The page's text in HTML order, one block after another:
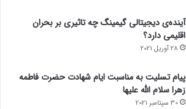
آینده‌ی دیجیتالی گیمینگ چه تاثیری بر بحران
اقلیمی دارد؟
28 آوریل 2021
پیام تسلیت به مناسبت ایام شهادت حضرت فاطمه
زهرا سلام الله علیها
30 سپتامبر 2021